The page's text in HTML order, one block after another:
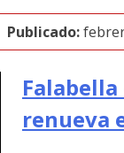
Publicado:
renueva